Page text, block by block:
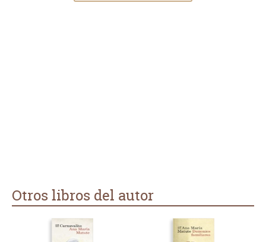
Otros libros del autor